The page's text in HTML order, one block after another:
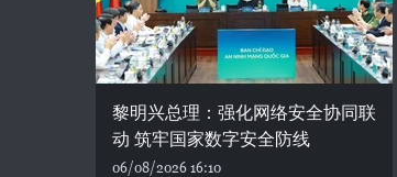
黎明兴总理：强化网络安全协同联
动 筑牢国家数字安全防线
06/08/2026 16:10